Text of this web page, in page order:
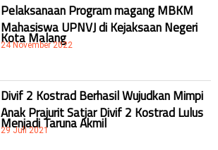
Pelaksanaan Program magang MBKM
Mahasiswa UPNVJ di Kejaksaan Negeri
Kota Malang
24 November 2022
Divif 2 Kostrad Berhasil Wujudkan Mimpi
Anak Prajurit Satjar Divif 2 Kostrad Lulus
Menjadi Taruna Akmil
29 Juli 2021